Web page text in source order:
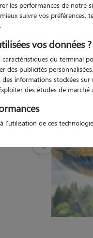
1 animal
les performances de notre
suivre vos préférences,
vos données ?
du terminal
des publicités
informations stockées
des études de
l'utilisation de ces